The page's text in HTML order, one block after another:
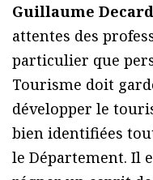
Guillaume Decard
attentes des
particulier que
Tourisme doit
développer le
bien identifiées
le Département. Il